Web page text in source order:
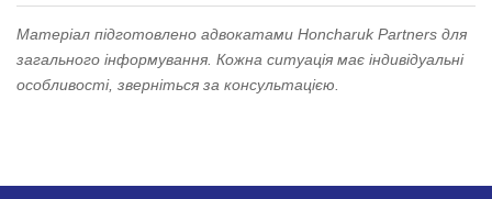
Матеріал підготовлено адвокатами Honcharuk Partners для
загального інформування. Кожна ситуація має індивідуальні
особливості, зверніться за консультацією.